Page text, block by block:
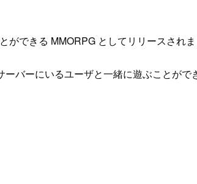
できる MMORPG としてリリースされま
バーにいるユーザと一緒に遊ぶことが